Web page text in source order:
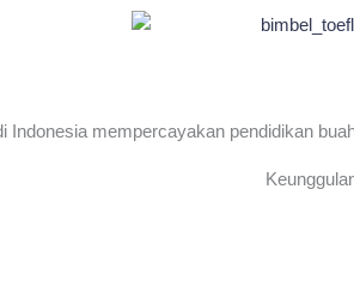
Indonesia mempercayakan pendidikan